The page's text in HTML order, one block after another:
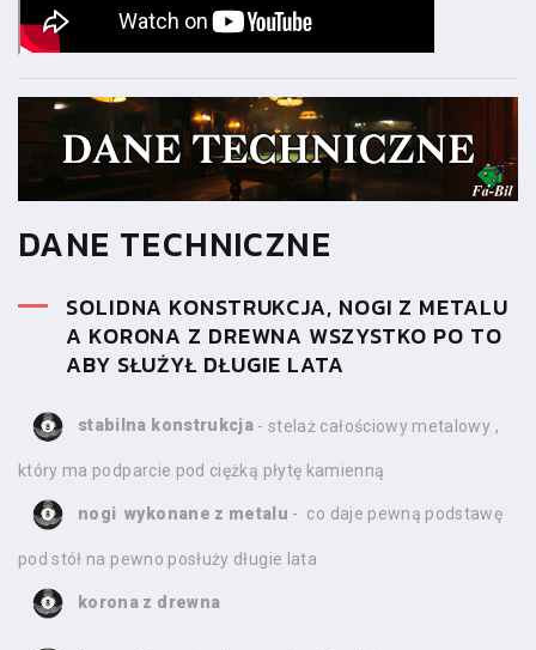
DANE TECHNICZNE
SOLIDNA KONSTRUKCJA, NOGI Z METALU
A KORONA Z DREWNA WSZYSTKO PO TO
ABY SŁUŻYŁ DŁUGIE LATA
stabilna konstrukcja - stelaż całościowy metalowy ,
który ma podparcie pod ciężką płytę kamienną
nogi wykonane z metalu - co daje pewną podstawę
pod stół na pewno posłuży długie lata
korona z drewna